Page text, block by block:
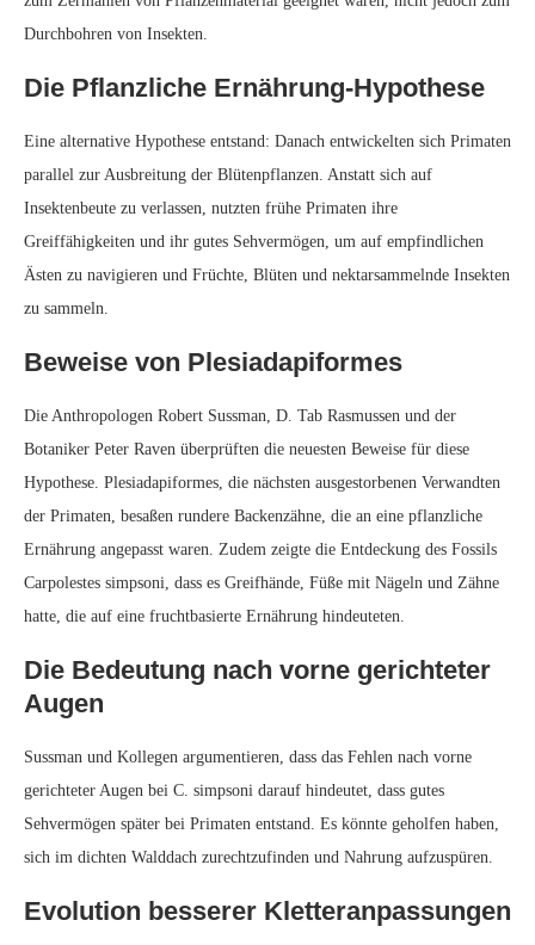
Durchbohren von Insekten.
Die Pflanzliche Ernährung-Hypothese
Eine alternative Hypothese entstand: Danach entwickelten sich Primaten
parallel zur Ausbreitung der Blütenpflanzen. Anstatt sich auf
Insektenbeute zu verlassen, nutzten frühe Primaten ihre
Greiffähigkeiten und ihr gutes Sehvermögen, um auf empfindlichen
Ästen zu navigieren und Früchte, Blüten und nektarsammelnde Insekten
zu sammeln.
Beweise von Plesiadapiformes
Die Anthropologen Robert Sussman, D. Tab Rasmussen und der
Botaniker Peter Raven überprüften die neuesten Beweise für diese
Hypothese. Plesiadapiformes, die nächsten ausgestorbenen Verwandten
der Primaten, besaßen rundere Backenzähne, die an eine pflanzliche
Ernährung angepasst waren. Zudem zeigte die Entdeckung des Fossils
Carpolestes simpsoni, dass es Greifhände, Füße mit Nägeln und Zähne
hatte, die auf eine fruchtbasierte Ernährung hindeuteten.
Die Bedeutung nach vorne gerichteter
Augen
Sussman und Kollegen argumentieren, dass das Fehlen nach vorne
gerichteter Augen bei C. simpsoni darauf hindeutet, dass gutes
Sehvermögen später bei Primaten entstand. Es könnte geholfen haben,
sich im dichten Walddach zurechtzufinden und Nahrung aufzuspüren.
Evolution besserer Kletteranpassungen